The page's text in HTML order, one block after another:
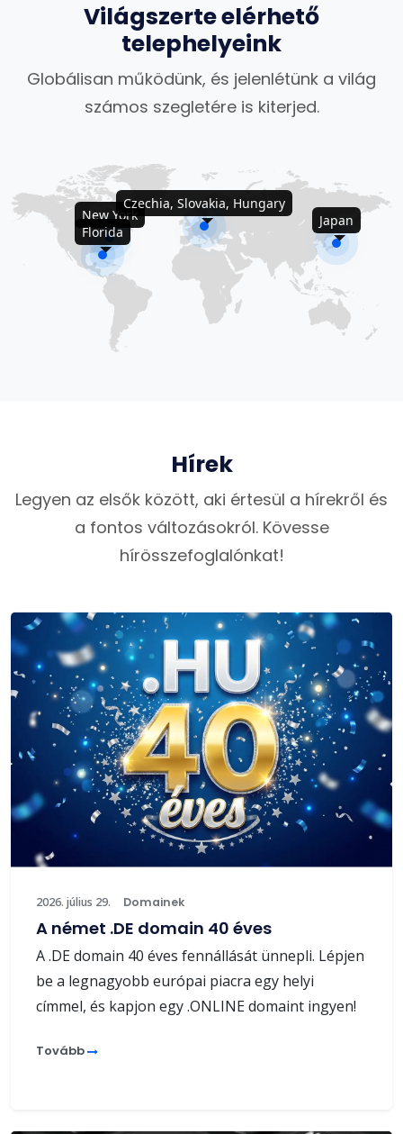
Világszerte elérhető
telephelyeink
Globálisan működünk, és jelenlétünk a világ
számos szegletére is kiterjed.
Hírek
Legyen az elsők között, aki értesül a hírekről és
a fontos változásokról. Kövesse
hírösszefoglalónkat!
2026. július 29. Domainek
A német .DE domain 40 éves
A .DE domain 40 éves fennállását ünnepli. Lépjen
be a legnagyobb európai piacra egy helyi
címmel, és kapjon egy .ONLINE domaint ingyen!
Tovább
New York
Florida
Czechia, Slovakia, Hungary
Japan